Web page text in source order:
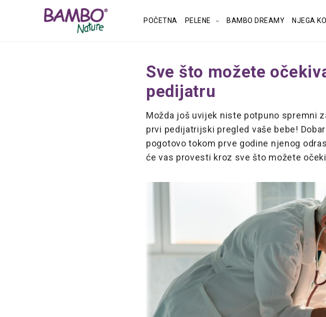
POČETNA PELENE BAMBO DREAMY NJEGA
Sve što možete
pedijatru
Možda još uvijek niste potpuno spremni
prvi pedijatrijski pregled vaše bebe!
pogotovo tokom prve godine njenog
će vas provesti kroz sve što možete